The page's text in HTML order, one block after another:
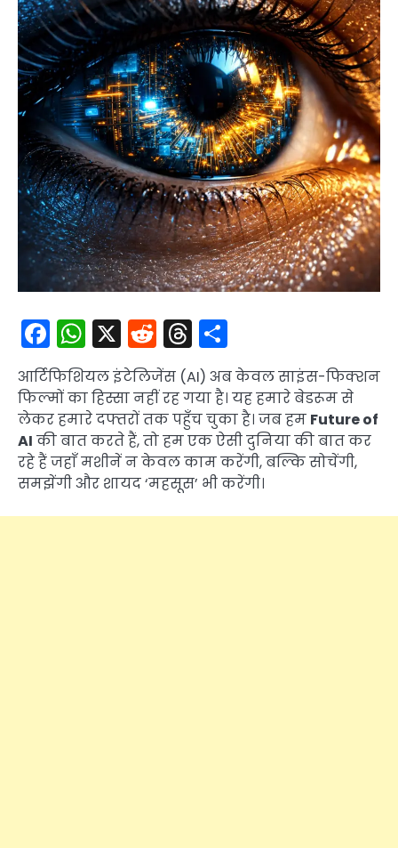
Facebook
WhatsApp
X RedditThreads
आर्टिफिशियल इंटेलिजेंस (AI) अब केवल साइंस-फिक्शन
फिल्मों का हिस्सा नहीं रह गया है। यह हमारे बेडरूम से
लेकर हमारे दफ्तरों तक पहुँच चुका है। जब हम Future of
AI की बात करते हैं, तो हम एक ऐसी दुनिया की बात कर
रहे हैं जहाँ मशीनें न केवल काम करेंगी, बल्कि सोचेंगी,
समझेंगी और शायद ‘महसूस’ भी करेंगी।